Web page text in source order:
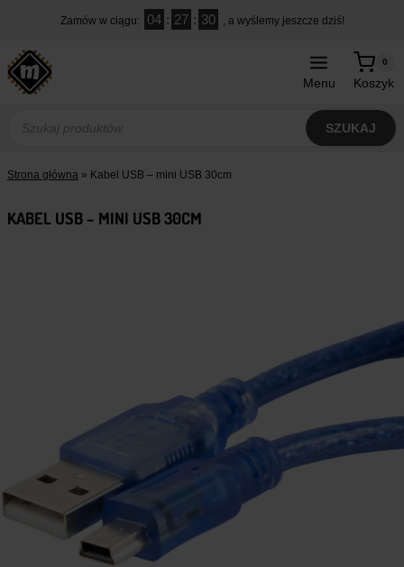
treści
Zamów w ciągu: 04 : 27 : 29 , a wyślemy jeszcze dziś!
Menu Koszyk
0
produktów
SZUKAJ
Strona główna » Kabel USB – mini USB 30cm
KABEL USB – MINI USB 30CM